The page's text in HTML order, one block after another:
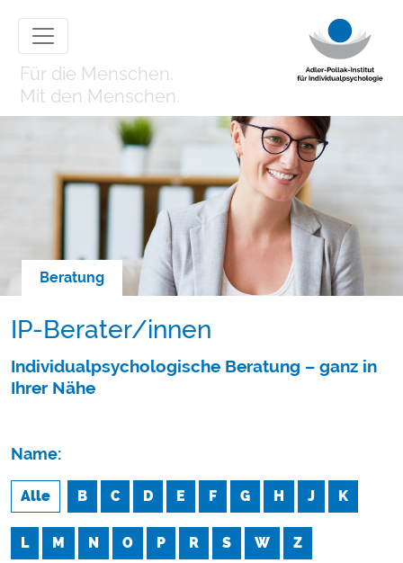
Für die Menschen.
Mit den Menschen.
Beratung
IP-Berater/innen
Individualpsychologische Beratung – ganz in
Ihrer Nähe
Name:
Alle B C D E F G H J K
L M N O P R S W Z